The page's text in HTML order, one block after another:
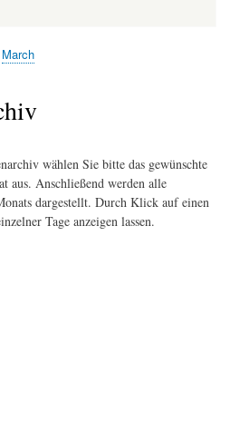
March
wählen Sie bitte das gewünschte
aus. Anschließend werden alle
dargestellt. Durch Klick auf einen
Tage anzeigen lassen.